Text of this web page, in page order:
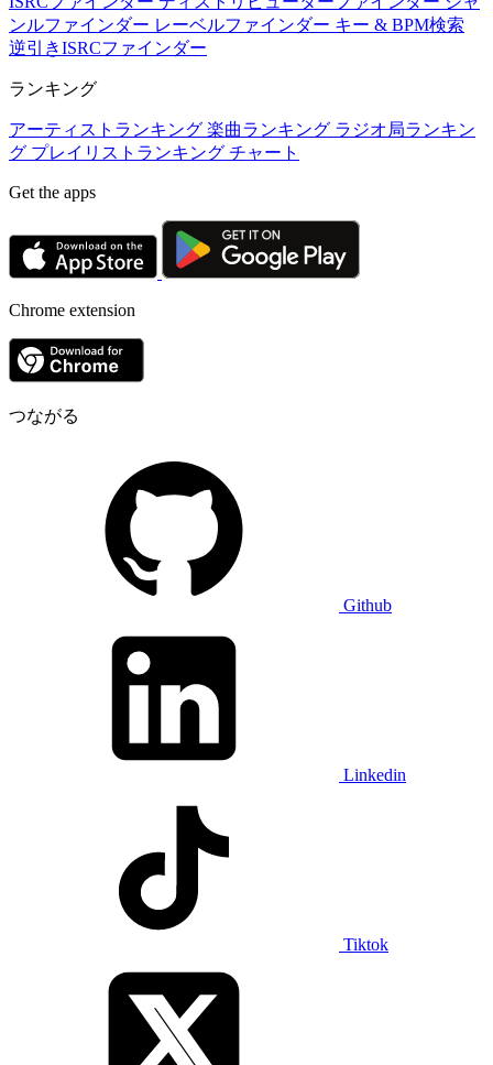
ンルファインダー レーベルファインダー キー & BPM検索
逆引きISRCファインダー
ランキング
アーティストランキング 楽曲ランキング ラジオ局ランキン
グ プレイリストランキング チャート
Get the apps
Chrome extension
つながる
Github
Linkedin
Tiktok